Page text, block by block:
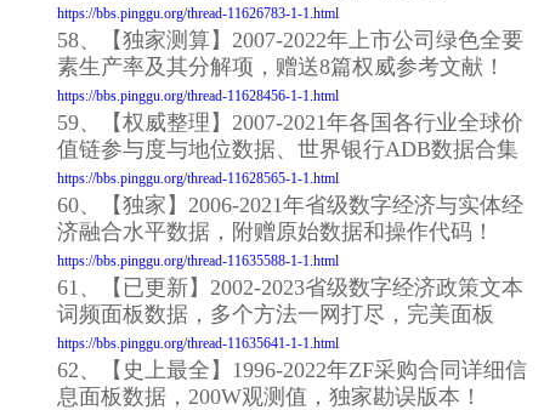
https://bbs.pinggu.org/thread-11626783-1-1.html
58、【独家测算】2007-2022年上市公司绿色全要
素生产率及其分解项，赠送8篇权威参考文献！
https://bbs.pinggu.org/thread-11628456-1-1.html
59、【权威整理】2007-2021年各国各行业全球价
值链参与度与地位数据、世界银行ADB数据合集
https://bbs.pinggu.org/thread-11628565-1-1.html
60、【独家】2006-2021年省级数字经济与实体经
济融合水平数据，附赠原始数据和操作代码！
https://bbs.pinggu.org/thread-11635588-1-1.html
61、【已更新】2002-2023省级数字经济政策文本
词频面板数据，多个方法一网打尽，完美面板
https://bbs.pinggu.org/thread-11635641-1-1.html
62、【史上最全】1996-2022年ZF采购合同详细信
息面板数据，200W观测值，独家勘误版本！